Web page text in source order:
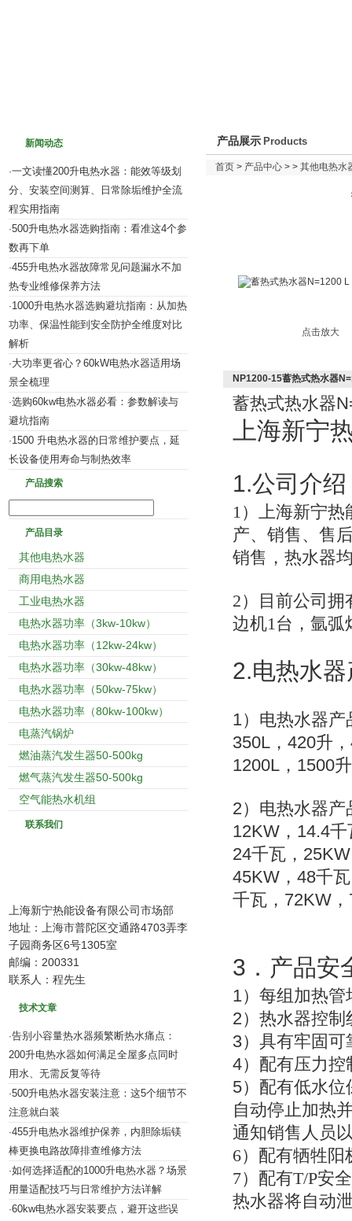
新闻动态
·一文读懂200升电热水器：能效等级划
分、安装空间测算、日常除垢维护全流
程实用指南
·500升电热水器选购指南：看准这4个参
数再下单
·455升电热水器故障常见问题漏水不加
热专业维修保养方法
·1000升电热水器选购避坑指南：从加热
功率、保温性能到安全防护全维度对比
解析
·大功率更省心？60kW电热水器适用场
景全梳理
·选购60kw电热水器必看：参数解读与
避坑指南
·1500 升电热水器的日常维护要点，延
长设备使用寿命与制热效率
产品搜索
产品目录
其他电热水器
商用电热水器
工业电热水器
电热水器功率（3kw-10kw）
电热水器功率（12kw-24kw）
电热水器功率（30kw-48kw）
电热水器功率（50kw-75kw）
电热水器功率（80kw-100kw）
电蒸汽锅炉
燃油蒸汽发生器50-500kg
燃气蒸汽发生器50-500kg
空气能热水机组
联系我们
上海新宁热能设备有限公司市场部
地址：上海市普陀区交通路4703弄李
子园商务区6号1305室
邮编：200331
联系人：程先生
技术文章
·告别小容量热水器频繁断热水痛点：
200升电热水器如何满足全屋多点同时
用水、无需反复等待
·500升电热水器安装注意：这5个细节不
注意就白装
·455升电热水器维护保养，内胆除垢镁
棒更换电路故障排查维修方法
·如何选择适配的1000升电热水器？场景
用量适配技巧与日常维护方法详解
·60kw电热水器安装要点，避开这些误
产品展示 Products
首页 > 产品中心 > > 其他电热水
点击放大
NP1200-15蓄热式热水器
蓄热式热水器
上海新宁
1.公司介绍
1）上海新宁
产、销售、售
销售，热水器
2）目前公司拥
边机1台，氩弧
2.电热水
1）电热水器产
350L ， 420升 ，
1200L ， 1500升
2）电热水器产
12KW ， 14.4千
24千瓦， 25KW
45KW ， 48千
千瓦， 72KW ，
3 ．产品
1）每组加热管
2）热水器控制
3）具有牢固
4）配有压力
5）配有低水位
自动停止加热
通知销售人员
6）配有牺牲
7）配有T/P安
热水器将自动